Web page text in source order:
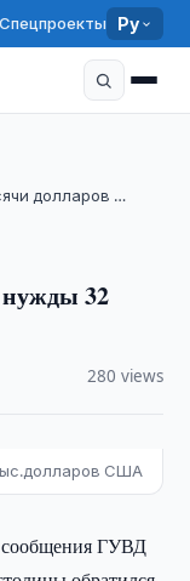
Спецпроекты Ру
долларов …
32
280 views
США
ГУВД